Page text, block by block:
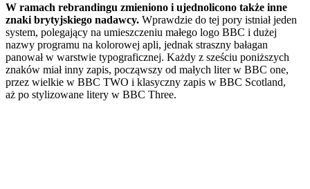
W ramach rebrandingu zmieniono i ujednolicono także inne
znaki brytyjskiego nadawcy. Wprawdzie do tej pory istniał jeden
system, polegający na umieszczeniu małego logo BBC i dużej
nazwy programu na kolorowej apli, jednak straszny bałagan
panował w warstwie typograficznej. Każdy z sześciu poniższych
znaków miał inny zapis, począwszy od małych liter w BBC one,
przez wielkie w BBC TWO i klasyczny zapis w BBC Scotland,
aż po stylizowane litery w BBC Three.